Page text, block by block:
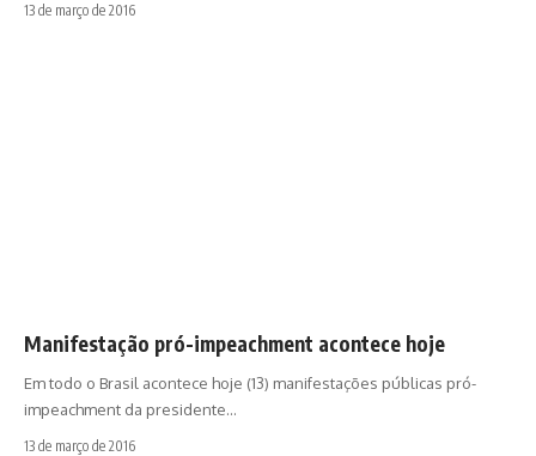
13 de março de 2016
Manifestação pró-impeachment acontece hoje
Em todo o Brasil acontece hoje (13) manifestações públicas pró-
impeachment da presidente…
13 de março de 2016